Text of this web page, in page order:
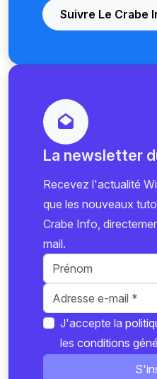
Suivre Le Crabe
La newsletter
Recevez l'actualité
que les nouveaux
Crabe Info,
mail.
J'accepte la
les conditions